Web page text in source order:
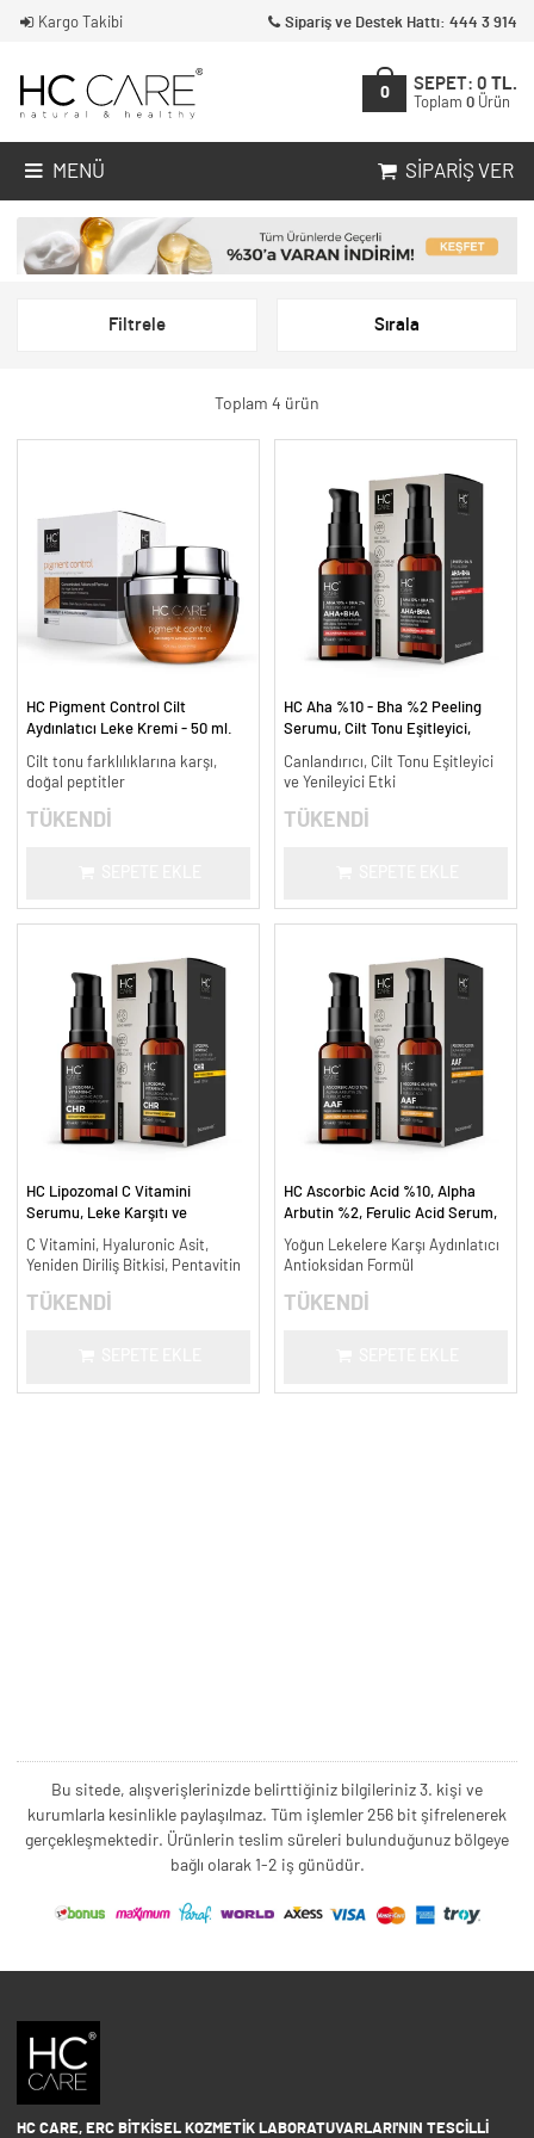
Kargo Takibi Sipariş ve Destek Hattı: 444 3 914
0
SEPET: 0 TL.
Toplam 0 Ürün
MENÜ SIPARIŞ VER
Filtrele Sırala
Toplam 4 ürün
HC Pigment Control Cilt
Aydınlatıcı Leke Kremi - 50 ml.
Cilt tonu farklılıklarına karşı,
doğal peptitler
TÜKENDİ
HC Aha %10 - Bha %2 Peeling
Serumu, Cilt Tonu Eşitleyici,
Canlandırıcı, Cilt Tonu Eşitleyici
ve Yenileyici Etki
TÜKENDİ
HC Lipozomal C Vitamini
Serumu, Leke Karşıtı ve
C Vitamini, Hyaluronic Asit,
Yeniden Diriliş Bitkisi, Pentavitin
TÜKENDİ
HC Ascorbic Acid %10, Alpha
Arbutin %2, Ferulic Acid Serum,
ml.
Yoğun Lekelere Karşı Aydınlatıcı
Antioksidan Formül
TÜKENDİ
Bu sitede, alışverişlerinizde belirttiğiniz bilgileriniz 3. kişi ve
kurumlarla kesinlikle paylaşılmaz. Tüm işlemler 256 bit şifrelenerek
gerçekleşmektedir. Ürünlerin teslim süreleri bulunduğunuz bölgeye
bağlı olarak 1-2 iş günüdür.
HC CARE, ERC BITKISEL KOZMETIK LABORATUVARLARI'NIN TESCILLI